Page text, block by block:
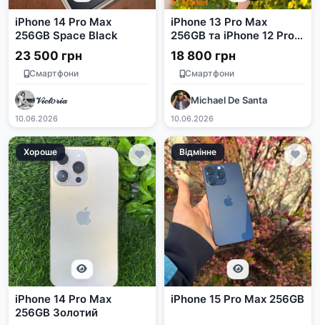
iPhone 14 Pro Max
256GB Space Black
23 500 грн
Смартфони
𝒱𝒾𝒸𝓉𝑜𝓇𝒾𝒶
10.06.2026
iPhone 13 Pro Max
256GB та iPhone 12 Pro
Max 128GB
18 800 грн
Смартфони
Michael De Santa
10.06.2026
Хороше
iPhone 14 Pro Max
256GB Золотий
Відмінне
iPhone 15 Pro Max 256GB